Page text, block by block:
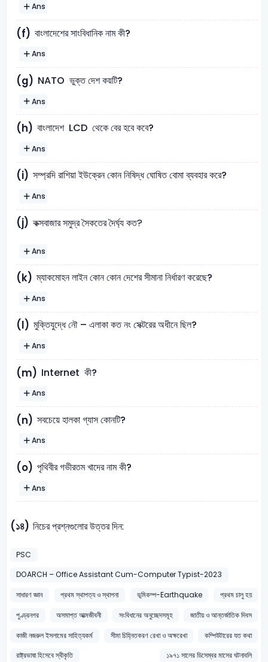
Ans
(f) বাংলাদেশের সাংবিধানিক নাম কী?
Ans
(g) NATO ভুক্ত দেশ কয়টি?
Ans
(h) বাংলাদেশ LCD থেকে বের হবে কবে?
Ans
(i) সম্প্রদি রাশিয়া ইউক্রেন কোন নিষিদ্ধ ঘোষিত বোমা ব্যবহার করে?
Ans
(j) কক্সবাজার সমুদ্র সৈকতের দৈর্ঘ্য কত?
Ans
(k) ম্যাকমোহন লাইন কোন কোন দেশের সীমানা নির্ধারণ করেছে?
Ans
(l) মুক্তিযুদ্ধে নৌ – এলাকা কত নং সেক্টরের অধীনে ছিল?
Ans
(m) Internet কী?
Ans
(n) সবচেয়ে হালকা গ্যাস কোনটি?
Ans
(o) পৃথিবীর গভীরতম খাদের নাম কী?
Ans
(১৪) নিচের প্রশ্নগুলোর উত্তর দিন:
PSC
DOARCH – Office Assistant Cum-Computer Typist-2023
সাধারণ জ্ঞান
প্রথম স্থাপত্য ও স্থাপনা ভূমিকম্প-Earthquake
প্রথম চালু হয়
পুণ্ড্রনগর
অসমাপ্ত আত্মজীবনী সংবিধানের অনুচ্ছেদসমূহ
জাতীয় ও আন্তর্জাতিক দিবস
কাজী নজরুল ইসলামের সাহিত্যকর্ম
সীমা চিহ্নিতকরণ রেখা ও অক্ষরেখা
কম্পিউটারের যত কথা
রাষ্ট্রভাষা হিসেবে স্বীকৃতি
১৯৭১ সালের ডিসেম্বর মাসের ঘটনাবলি